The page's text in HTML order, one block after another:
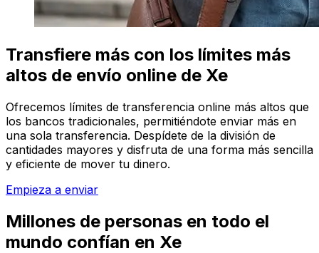
Transfiere más con los límites más
altos de envío online de Xe
Ofrecemos límites de transferencia online más altos que
los bancos tradicionales, permitiéndote enviar más en
una sola transferencia. Despídete de la división de
cantidades mayores y disfruta de una forma más sencilla
y eficiente de mover tu dinero.
Empieza a enviar
Millones de personas en todo el
mundo confían en Xe